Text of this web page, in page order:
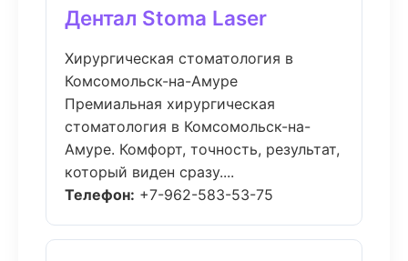
Дентал Stoma Laser
Хирургическая стоматология в
Комсомольск-на-Амуре
Премиальная хирургическая
стоматология в Комсомольск-на-
Амуре. Комфорт, точность, результат,
который виден сразу....
Телефон: +7-962-583-53-75